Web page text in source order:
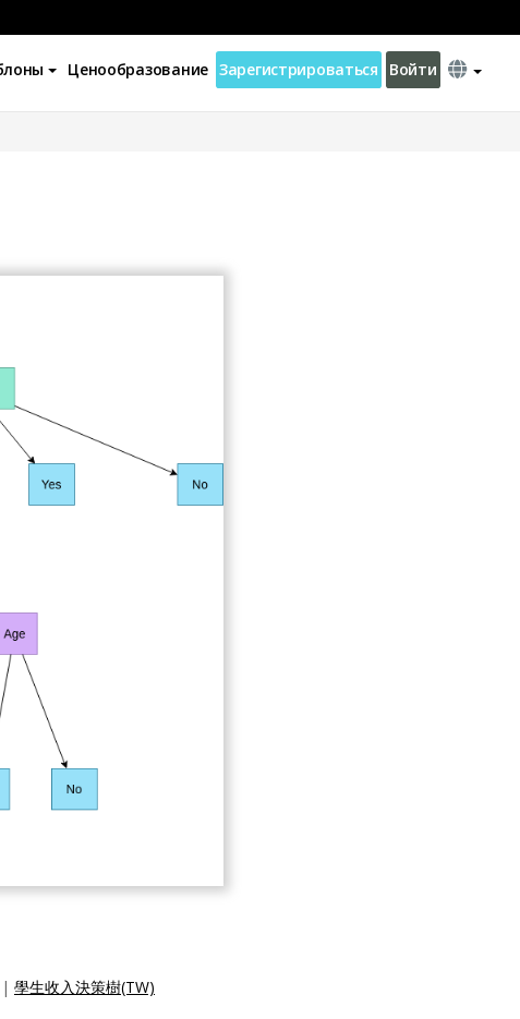
Ценообразование Зарегистрироваться Войти
| 學生收入決策樹(TW)